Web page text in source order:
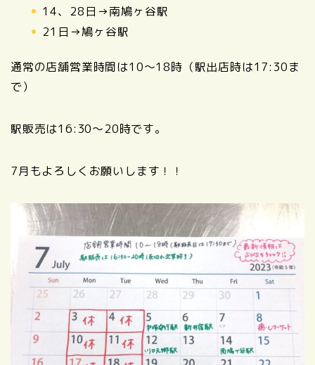
14、28日→南鳩ヶ谷駅
21日→鳩ヶ谷駅
通常の店舗営業時間は10〜18時（駅出店時は17:30ま
で）
駅販売は16:30〜20時です。
7月もよろしくお願いします！！